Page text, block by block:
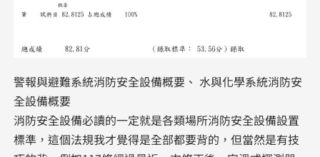
警報與避難系統消防安全設備概要、 水與化學系統消防安
全設備概要
消防安全設備必讀的一定就是各類場所消防安全設備設置
標準，這個法規我才覺得是全部都要背的，但當然是有技